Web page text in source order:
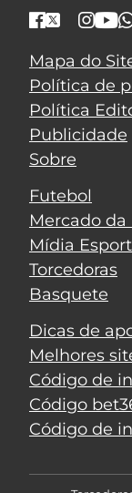
Mapa do
Política de
Política
Publicidade
Sobre
Futebol
Mercado da
Mídia
Torcedoras
Basquete
Dicas de
Melhores
Código de
Código
Código de